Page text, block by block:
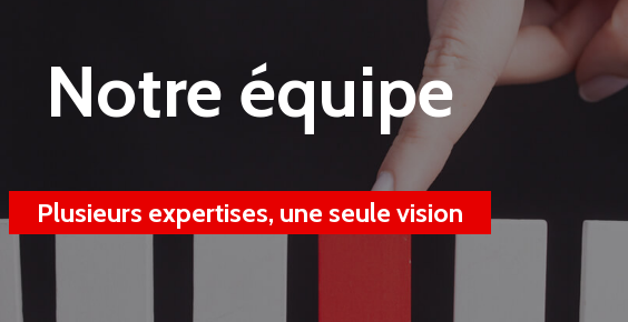
Notre équipe
Plusieurs expertises, une seule vision